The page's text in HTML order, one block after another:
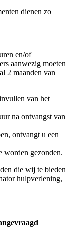
dienen zo
en/of
aanwezig moeten
2 maanden van
van het
na ontvangst van
ontvangt u een
worden gezonden.
die wij te bieden
hulpverlening,